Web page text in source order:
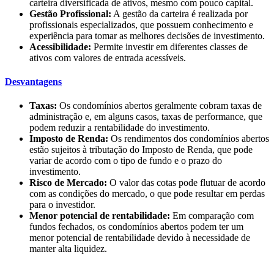
carteira diversificada de ativos, mesmo com pouco capital.
Gestão Profissional: A gestão da carteira é realizada por
profissionais especializados, que possuem conhecimento e
experiência para tomar as melhores decisões de investimento.
Acessibilidade: Permite investir em diferentes classes de
ativos com valores de entrada acessíveis.
Desvantagens
Taxas: Os condomínios abertos geralmente cobram taxas de
administração e, em alguns casos, taxas de performance, que
podem reduzir a rentabilidade do investimento.
Imposto de Renda: Os rendimentos dos condomínios abertos
estão sujeitos à tributação do Imposto de Renda, que pode
variar de acordo com o tipo de fundo e o prazo do
investimento.
Risco de Mercado: O valor das cotas pode flutuar de acordo
com as condições do mercado, o que pode resultar em perdas
para o investidor.
Menor potencial de rentabilidade: Em comparação com
fundos fechados, os condomínios abertos podem ter um
menor potencial de rentabilidade devido à necessidade de
manter alta liquidez.